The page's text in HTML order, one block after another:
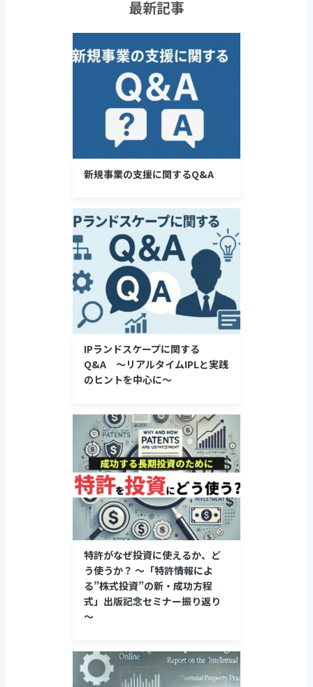
最新記事
新規事業の支援に関するQ&A
IPランドスケープに関する
Q&A ～リアルタイムIPLと実践
のヒントを中心に～
特許がなぜ投資に使えるか、ど
う使うか？ ～「特許情報によ
る”株式投資”の新・成功方程
式」出版記念セミナー振り返り
～